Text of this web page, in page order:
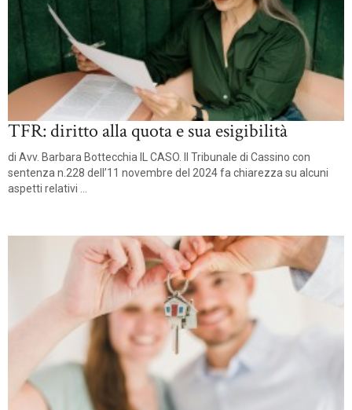
TFR: diritto alla quota e sua esigibilità
di Avv. Barbara Bottecchia IL CASO. Il Tribunale di Cassino con
sentenza n.228 dell’11 novembre del 2024 fa chiarezza su alcuni
aspetti relativi ...